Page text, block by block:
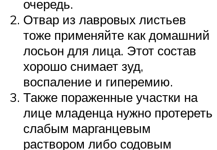
очередь.
Отвар из лавровых листьев
тоже применяйте как домашний
лосьон для лица. Этот состав
хорошо снимает зуд,
воспаление и гиперемию.
Также пораженные участки на
лице младенца нужно протереть
слабым марганцевым
раствором либо содовым